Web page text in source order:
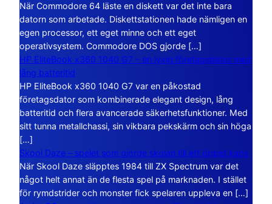
När Commodore 64 läste en diskett var det inte bara
datorn som arbetade. Diskettstationen hade nämligen en
egen processor, ett eget minne och ett eget
operativsystem. Commodore DOS gjorde […]
HP EliteBook x360 1040 G7 – en lyxig företagsdator med
lång batteritid
HP EliteBook x360 1040 G7 var en påkostad
företagsdator som kombinerade elegant design, lång
batteritid och flera avancerade säkerhetsfunktioner. Med
sitt tunna metallchassi, sin vikbara pekskärm och sin höga
[…]
Skool Daze – spelet som gjorde skolan till ett öppet kaos
När Skool Daze släpptes 1984 till ZX Spectrum var det
något helt annat än de flesta spel på marknaden. I stället
för rymdstrider och monster fick spelaren uppleva en […]